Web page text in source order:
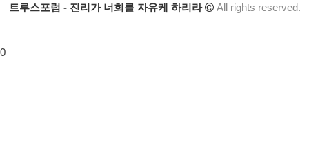
트루스포럼 - 진리가 너희를 자유케 하리라 All rights reserved.
0